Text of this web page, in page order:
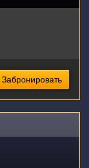
Забронировать